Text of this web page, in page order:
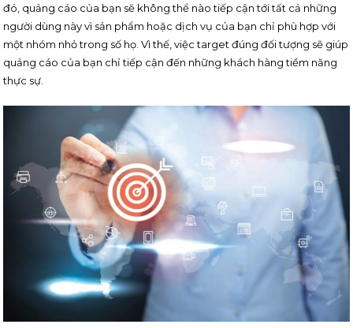
đó, quảng cáo của bạn sẽ không thể nào tiếp cận tới tất cả những
người dùng này vì sản phẩm hoặc dịch vụ của bạn chỉ phù hợp với
một nhóm nhỏ trong số họ. Vì thế, việc target đúng đối tượng sẽ giúp
quảng cáo của bạn chỉ tiếp cận đến những khách hàng tiềm năng
thực sự.